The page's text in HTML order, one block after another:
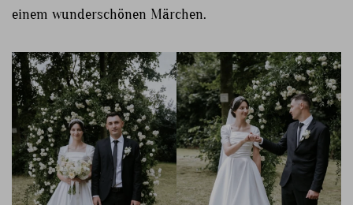
einem wunderschönen Märchen.